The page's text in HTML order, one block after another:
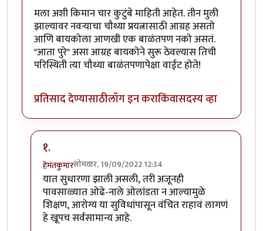
मला अशी किमान चार कुटुंबे माहिती आहेत. तीन मुली
झाल्यावर नवर्‍याचा चौथ्या प्रयत्नासाठी आग्रह असतो
आणि बायकोला आणखी एक बाळंतपण नको असतं.
"आता पुरे" असा आग्रह बायकोने सुरू ठेवल्यास तिची
परिस्थिती त्या चौथ्या बाळंतपणापेक्षा वाईट होते!
प्रतिसाद देण्यासाठीलॉग इन कराकिंवासदस्य व्हा
१.
हेमंतकुमारसोमवार, 19/09/2022 12:34
In reply toरोचक आठवणीbyतुषार काळभोर
यात सुधारणा झाली असली, तरी अजूनही
पावसाळ्यात ओढे-नाले ओलांडता न आल्यामुळे
शिक्षण, आरोग्य या सुविधांपासून वंचित राहावं लागणं
हे खूपच सर्वसामान्य आहे.